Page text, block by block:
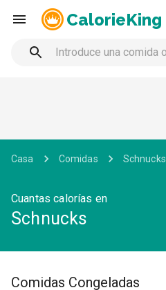
CalorieKing
Casa Comidas Schnucks
Cuantas calorías en
Schnucks
Comidas Congeladas